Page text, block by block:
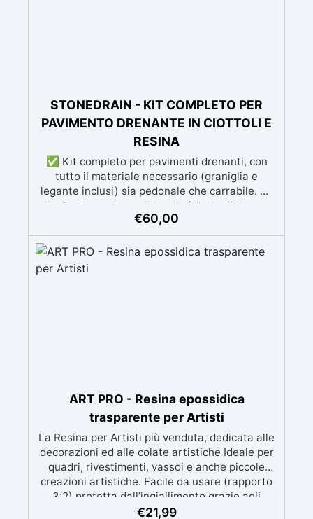
STONEDRAIN - KIT COMPLETO PER
PAVIMENTO DRENANTE IN CIOTTOLI E
RESINA
✅ Kit completo per pavimenti drenanti, con
tutto il materiale necessario (graniglia e
legante inclusi) sia pedonale che carrabile. ✅
Facile da applicare: istruzioni dettagliate per
risultati impeccabili, senza bisogno di
esperienza, con assistenza video/telefonica
gratuita ✅ Economico e Veloce: rinnova le
superfici con una spesa minima, evitando
€60,00
ART PRO - Resina epossidica
trasparente per Artisti
La Resina per Artisti più venduta, dedicata alle
decorazioni ed alle colate artistiche Ideale per
quadri, rivestimenti, vassoi e anche piccole
creazioni artistiche. Facile da usare (rapporto
3:2) protetta dall’ingiallimento grazie agli
speciali filtri UV Formula densa : non cola via,
€21,99